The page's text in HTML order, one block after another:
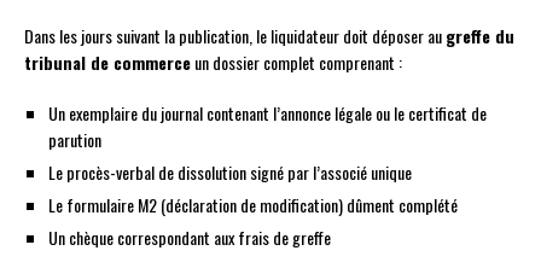
Dans les jours suivant la publication, le liquidateur doit déposer augreffe du
tribunal de commerceun dossier complet comprenant :
Un exemplaire du journal contenant l’annonce légale ou le certificat de
parution
Le procès-verbal de dissolution signé par l’associé unique
Le formulaire M2 (déclaration de modification) dûment complété
Un chèque correspondant aux frais de greffe